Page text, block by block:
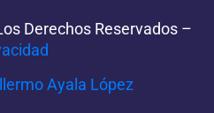
Derechos Reservados –
Ayala López